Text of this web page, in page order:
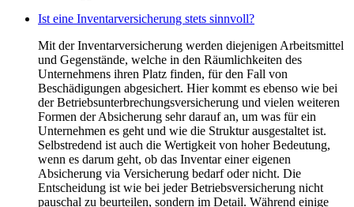
Ist eine Inventarversicherung stets sinnvoll?
Mit der Inventarversicherung werden diejenigen Arbeitsmittel
und Gegenstände, welche in den Räumlichkeiten des
Unternehmens ihren Platz finden, für den Fall von
Beschädigungen abgesichert. Hier kommt es ebenso wie bei
der Betriebsunterbrechungsversicherung und vielen weiteren
Formen der Absicherung sehr darauf an, um was für ein
Unternehmen es geht und wie die Struktur ausgestaltet ist.
Selbstredend ist auch die Wertigkeit von hoher Bedeutung,
wenn es darum geht, ob das Inventar einer eigenen
Absicherung via Versicherung bedarf oder nicht. Die
Entscheidung ist wie bei jeder Betriebsversicherung nicht
pauschal zu beurteilen, sondern im Detail. Während einige